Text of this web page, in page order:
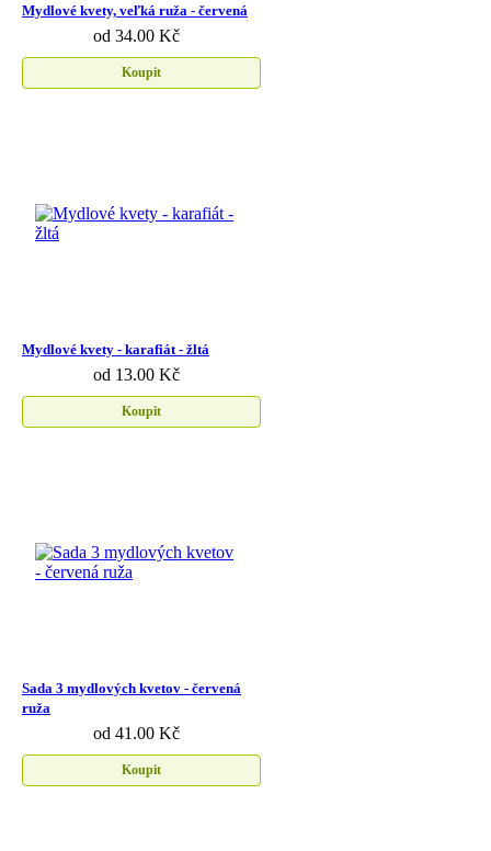
Mydlové kvety, veľká ruža - červená
od 34.00 Kč
Koupit
Mydlové kvety - karafiát - žltá
od 13.00 Kč
Koupit
Sada 3 mydlových kvetov - červená
ruža
od 41.00 Kč
Koupit